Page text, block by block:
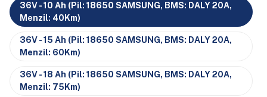
36V - 10 Ah (Pil: 18650 SAMSUNG, BMS: DALY 20A,
Menzil: 40Km)
36V - 15 Ah (Pil: 18650 SAMSUNG, BMS: DALY 20A,
Menzil: 60Km)
36V - 18 Ah (Pil: 18650 SAMSUNG, BMS: DALY 20A,
Menzil: 75Km)